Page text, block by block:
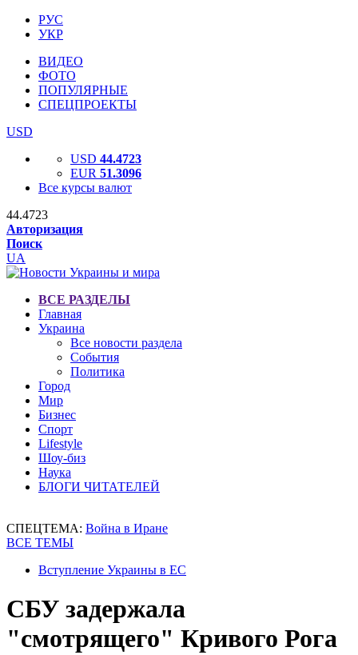
РУС
УКР
ВИДЕО
ФОТО
ПОПУЛЯРНЫЕ
СПЕЦПРОЕКТЫ
USD
USD 44.4723
EUR 51.3096
Все курсы валют
44.4723
Авторизация
Поиск
UA
ВСЕ РАЗДЕЛЫ
Главная
Украина
Все новости раздела
События
Политика
Город
Мир
Бизнес
Спорт
Lifestyle
Шоу-биз
Наука
БЛОГИ ЧИТАТЕЛЕЙ
СПЕЦТЕМА: Война в Иране
ВСЕ ТЕМЫ
Вступление Украины в ЕС
СБУ задержала
"смотрящего" Кривого Рога